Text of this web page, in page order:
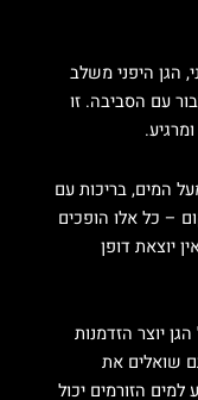
הגן היפני משלב
עם הסביבה. זו
המים, בריכות עם
– כל אלו הופכים
יוצאת דופן
יוצר הזדמנות
שואלים את
הזורמים יכול